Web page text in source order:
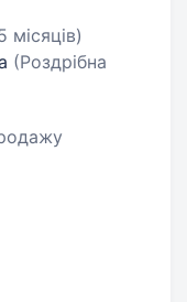
місяців)
(Роздрібна